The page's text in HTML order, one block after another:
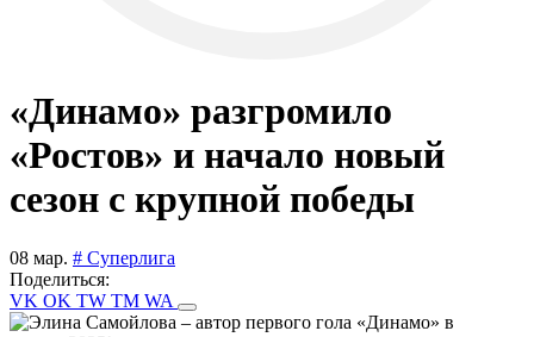
«Динамо» разгромило
«Ростов» и начало новый
сезон с крупной победы
08 мар. # Суперлига
Поделиться:
VK OK TW TM WA